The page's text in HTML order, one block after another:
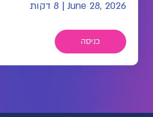
June 28, 2026
| 8 דקות
כניסה